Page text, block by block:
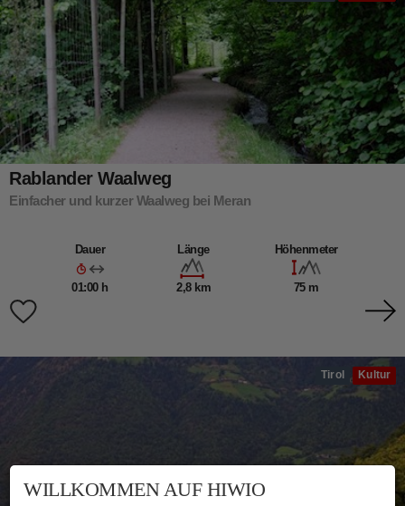
Rablander Waalweg
Einfacher und kurzer Waalweg bei Meran
Dauer
01:00 h
Länge
2,8 km
Höhenmeter
75 m
Tirol Kultur
WILLKOMMEN AUF HIWIO